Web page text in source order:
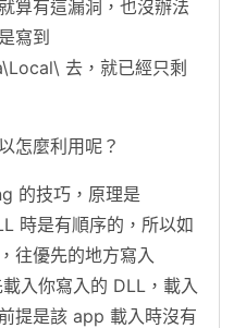
算有這漏洞，也沒辦法
寫到
去，就已經只剩
怎麼利用呢？
的技巧，原理是
時是有順序的，所以如
往優先的地方寫入
入你寫入的 DLL，載入
提是該 app 載入時沒有